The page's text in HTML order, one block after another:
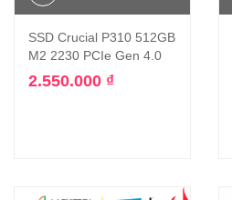
SSD Crucial P310 512GB
M2 2230 PCIe Gen 4.0
2.550.000 ₫